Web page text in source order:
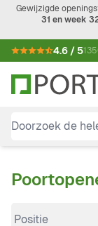
Ga naar de inhoud
Gewijzigde
31 en week
4.6 / 5
Doorzoek de
Doorgaan